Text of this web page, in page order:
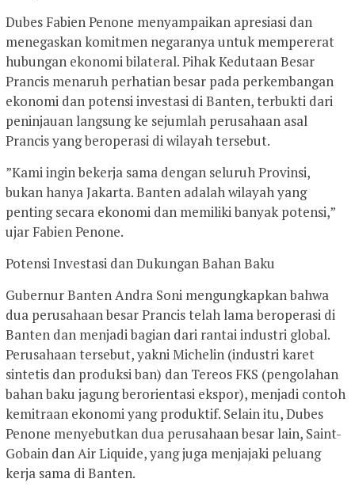
​Dubes Fabien Penone menyampaikan apresiasi dan
menegaskan komitmen negaranya untuk mempererat
hubungan ekonomi bilateral. Pihak Kedutaan Besar
Prancis menaruh perhatian besar pada perkembangan
ekonomi dan potensi investasi di Banten, terbukti dari
peninjauan langsung ke sejumlah perusahaan asal
Prancis yang beroperasi di wilayah tersebut.
​”Kami ingin bekerja sama dengan seluruh Provinsi,
bukan hanya Jakarta. Banten adalah wilayah yang
penting secara ekonomi dan memiliki banyak potensi,”
ujar Fabien Penone.
​Potensi Investasi dan Dukungan Bahan Baku
​Gubernur Banten Andra Soni mengungkapkan bahwa
dua perusahaan besar Prancis telah lama beroperasi di
Banten dan menjadi bagian dari rantai industri global.
Perusahaan tersebut, yakni Michelin (industri karet
sintetis dan produksi ban) dan Tereos FKS (pengolahan
bahan baku jagung berorientasi ekspor), menjadi contoh
kemitraan ekonomi yang produktif. Selain itu, Dubes
Penone menyebutkan dua perusahaan besar lain, Saint-
Gobain dan Air Liquide, yang juga menjajaki peluang
kerja sama di Banten.